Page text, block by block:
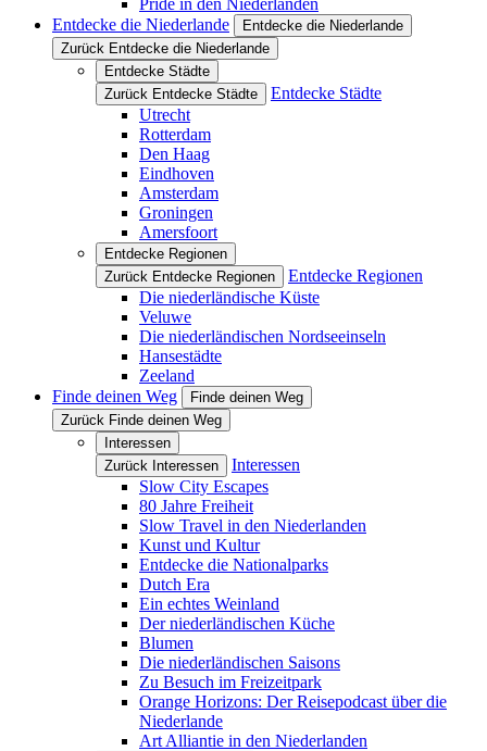
Pride in den Niederlanden
Entdecke die Niederlande
Entdecke die Niederlande
Zurück Entdecke die Niederlande
Entdecke Städte
Zurück Entdecke Städte
Entdecke Städte
Utrecht
Rotterdam
Den Haag
Eindhoven
Amsterdam
Groningen
Amersfoort
Entdecke Regionen
Zurück Entdecke Regionen
Entdecke Regionen
Die niederländische Küste
Veluwe
Die niederländischen Nordseeinseln
Hansestädte
Zeeland
Finde deinen Weg
Finde deinen Weg
Zurück Finde deinen Weg
Interessen
Zurück Interessen
Interessen
Slow City Escapes
80 Jahre Freiheit
Slow Travel in den Niederlanden
Kunst und Kultur
Entdecke die Nationalparks
Dutch Era
Ein echtes Weinland
Der niederländischen Küche
Blumen
Die niederländischen Saisons
Zu Besuch im Freizeitpark
Orange Horizons: Der Reisepodcast über die
Niederlande
Art Alliantie in den Niederlanden